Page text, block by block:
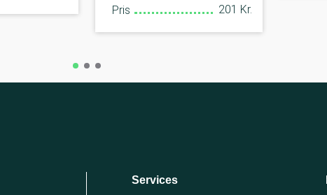
Pris 201 Kr.
Services